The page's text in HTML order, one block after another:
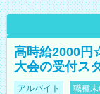
高時給2000円
大会の受付ス
アルバイト 職種